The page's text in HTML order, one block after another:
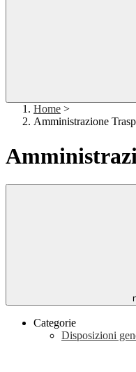
Home >
Amministrazione
Categorie
Disposizioni